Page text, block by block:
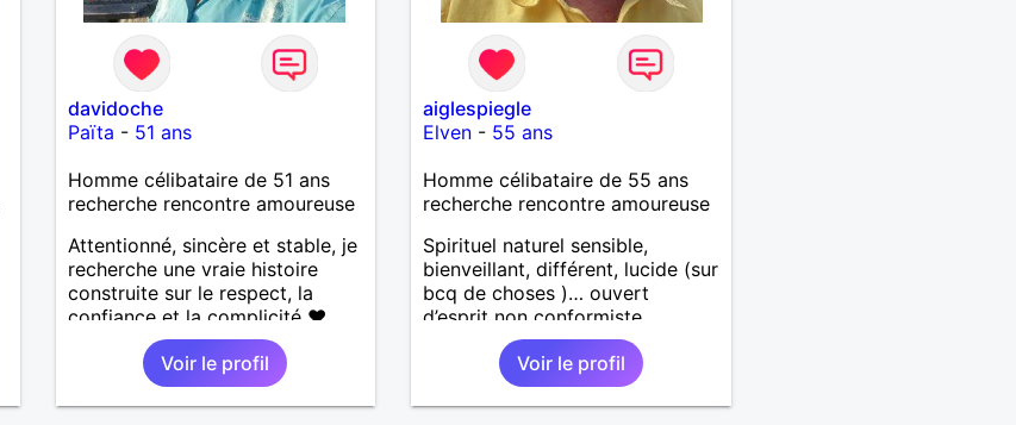
davidoche
Païta - 51 ans
Homme célibataire de 51 ans
recherche rencontre amoureuse
Attentionné, sincère et stable, je
recherche une vraie histoire
construite sur le respect, la
confiance et la complicité ❤️
J’aime les choses simples de la
vie : la nature, la mer, les
moments authentiques et les
personnes au grand cœur 🌊🌿
Voir le profil
aiglespiegle
Elven - 55 ans
Homme célibataire de 55 ans
recherche rencontre amoureuse
Spirituel naturel sensible,
bienveillant, différent, lucide (sur
bcq de choses )… ouvert
d’esprit non conformiste.
Recherche en l’autre un peu la
même chose…Voir le profil